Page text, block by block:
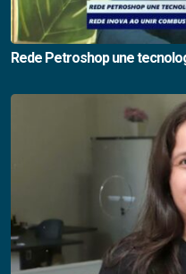
Rede Petroshop une